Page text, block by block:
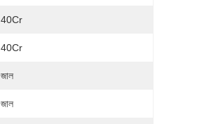
40Cr
40Cr
জাল
জাল